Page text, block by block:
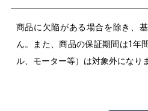
商品に欠陥がある場合を除き、
ん。また、商品の保証期間は1年
ル、モーター等）は対象外になり